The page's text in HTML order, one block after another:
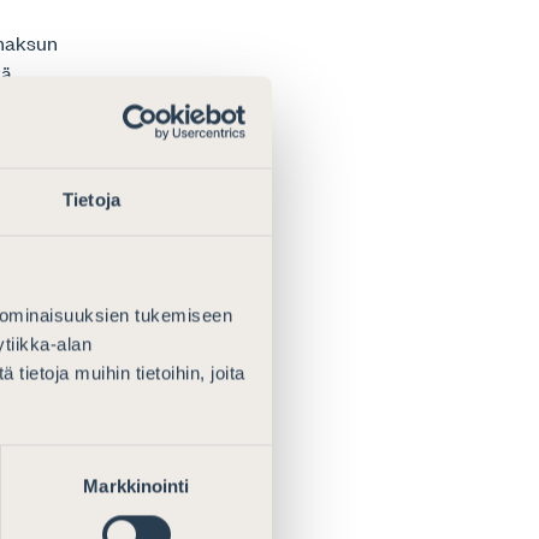
Tietoja
tukemiseen
alan
tietoja muihin tietoihin, joita
Markkinointi
ja Suomen
yksi,